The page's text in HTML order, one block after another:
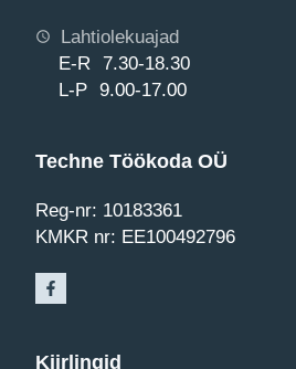
Lahtiolekuajad
E-R 7.30-18.30
L-P 9.00-17.00
Techne Töökoda OÜ
Reg-nr: 10183361
KMKR nr: EE100492796
Kiirlingid